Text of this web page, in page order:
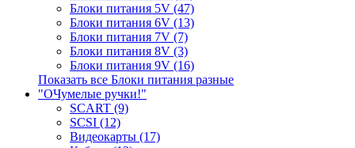
Блоки питания 5V (47)
Блоки питания 6V (13)
Блоки питания 7V (7)
Блоки питания 8V (3)
Блоки питания 9V (16)
Показать все Блоки питания разные
"ОЧумелые ручки!"
SCART (9)
SCSI (12)
Видеокарты (17)